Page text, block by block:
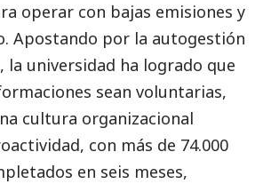
operar con bajas emisiones y
Apostando por la autogestión
la universidad ha logrado que
sean voluntarias,
cultura organizacional
con más de 74.000
en seis meses,